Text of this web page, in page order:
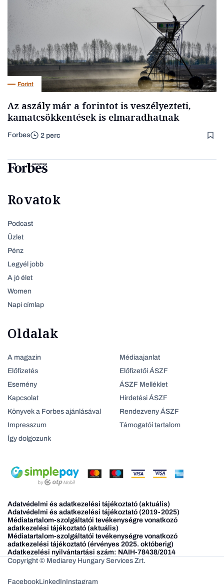
Forint
Az aszály már a forintot is veszélyezteti,
kamatcsökkentések is elmaradhatnak
Forbes 2 perc
Rovatok
Podcast
Üzlet
Pénz
Legyél jobb
A jó élet
Women
Napi címlap
Oldalak
A magazin
Előfizetés
Esemény
Kapcsolat
Könyvek a Forbes ajánlásával
Impresszum
Így dolgozunk
Médiaajanlat
Előfizetői ÁSZF
ÁSZF Melléklet
Hirdetési ÁSZF
Rendezveny ÁSZF
Támogatói tartalom
Adatvédelmi és adatkezelési tájékoztató (aktuális)
Adatvédelmi és adatkezelési tájékoztató (2019-2025)
Médiatartalom-szolgáltatói tevékenységre vonatkozó
adatkezelési tájékoztató (aktuális)
Médiatartalom-szolgáltatói tevékenységre vonatkozó
adatkezelési tájékoztató (érvényes 2025. októberig)
Adatkezelési nyilvántartási szám: NAIH-78438/2014
Copyright © Mediarey Hungary Services Zrt.
FacebookLinkedInInstagram